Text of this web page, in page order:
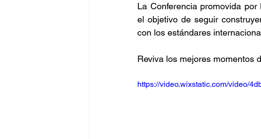
La Conferencia promovida por
el objetivo de seguir
con los estándares
Reviva los mejores momentos
https://video.wixstatic.com/video/